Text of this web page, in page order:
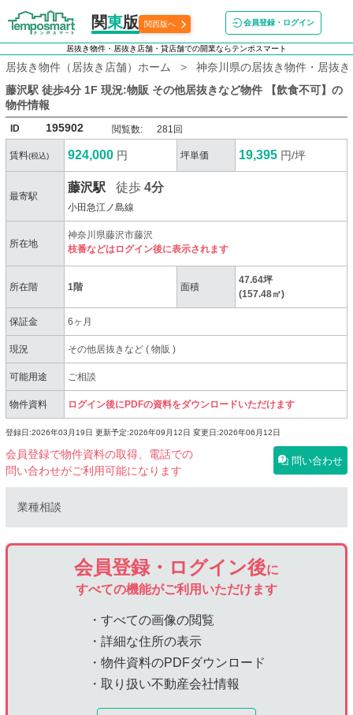
関東版 関西版へ 会員登録・ログイン
居抜き物件・居抜き店舗・貸店舗での開業ならテンポスマート
居抜き物件（居抜き店舗）ホーム
神奈川県の居抜き物件・居抜
藤沢駅 徒歩4分 1F 現況:物販 その他居抜きなど物件 【飲食不可】 の
物件情報
ID 195902 閲覧数: 281回
賃料(税込) 924,000 円 坪単価 19,395 円/坪
最寄駅
藤沢駅 徒歩4分
小田急江ノ島線
所在地
神奈川県藤沢市藤沢
枝番などはログイン後に表示されます
所在階 1階 面積
47.64坪
(157.48㎡)
保証金 6ヶ月
現況 その他居抜きなど(物販)
可能用途 ご相談
物件資料 ログイン後にPDFの資料をダウンロードいただけます
登録日:2026年03月19日 更新予定:2026年09月12日 変更日:2026年06月12日
会員登録で物件資料の取得、電話での
問い合わせがご利用可能になります
問い合わせ
業種相談
会員登録・ログイン後に
すべての機能がご利用いただけます
・すべての画像の閲覧
・詳細な住所の表示
・物件資料のPDFダウンロード
・取り扱い不動産会社情報